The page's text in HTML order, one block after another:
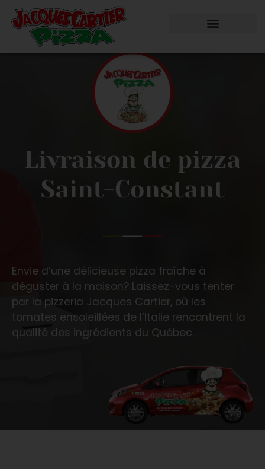
Livraison de pizza
Saint-Constant
Envie d’une délicieuse pizza fraîche à
déguster à la maison? Laissez-vous tenter
par la pizzeria Jacques Cartier, où les
tomates ensoleillées de l’Italie rencontrent la
qualité des ingrédients du Québec.